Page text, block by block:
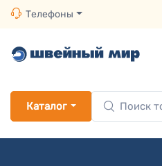
Телефоны
Каталог